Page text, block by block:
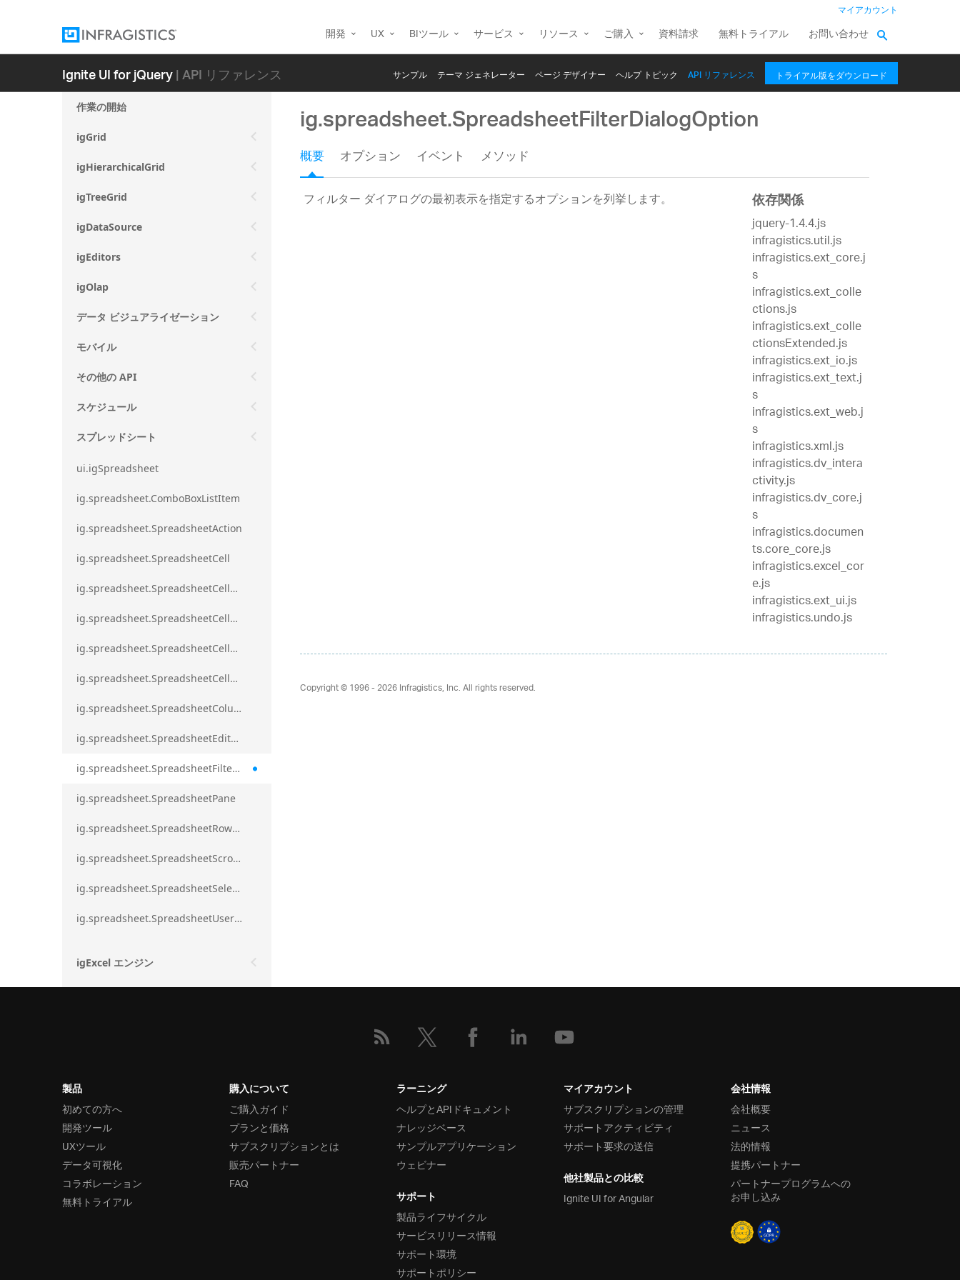
マイアカウント
開発 UX BIツール サービス リソース ご購入 資料請求 無料トライアル お問い合わせ
Ignite UI for jQuery| API リファレンス サンプル テーマ ジェネレーター ページ デザイナー ヘルプ トピック API リファレンス トライアル版をダウンロード
作業の開始
igGrid
igHierarchicalGrid
igTreeGrid
igDataSource
igEditors
igOlap
データ ビジュアライゼーション
モバイル
その他の API
スケジュール
スプレッドシート
ui.igSpreadsheet
ig.spreadsheet.ComboBoxListItem
ig.spreadsheet.SpreadsheetAction
ig.spreadsheet.SpreadsheetCell
ig.spreadsheet.SpreadsheetCellEditMode
ig.spreadsheet.SpreadsheetCellRange
ig.spreadsheet.SpreadsheetCellRangeBorders
ig.spreadsheet.SpreadsheetCellRangeFormat
ig.spreadsheet.SpreadsheetColumnScrollRegion
ig.spreadsheet.SpreadsheetEditModeValidationErrorAction
ig.spreadsheet.SpreadsheetFilterDialogOption
ig.spreadsheet.SpreadsheetPane
ig.spreadsheet.SpreadsheetRowScrollRegion
ig.spreadsheet.SpreadsheetScrollRegion
ig.spreadsheet.SpreadsheetSelection
ig.spreadsheet.SpreadsheetUserPromptTrigger
igExcel エンジン
ig.spreadsheet.SpreadsheetFilterDialogOption
概要 オプション イベント メソッド
フィルター ダイアログの最初表示を指定するオプションを列挙します。 依存関係
jquery-1.4.4.js
infragistics.util.js
infragistics.ext_core.j
s
infragistics.ext_colle
ctions.js
infragistics.ext_colle
ctionsExtended.js
infragistics.ext_io.js
infragistics.ext_text.j
s
infragistics.ext_web.j
s
infragistics.xml.js
infragistics.dv_intera
ctivity.js
infragistics.dv_core.j
s
infragistics.documen
ts.core_core.js
infragistics.excel_cor
e.js
infragistics.ext_ui.js
infragistics.undo.js
Copyright © 1996 - 2026Infragistics, Inc. All rights reserved.
製品
初めての方へ
開発ツール
UXツール
データ可視化
コラボレーション
無料トライアル
購入について
ご購入ガイド
プランと価格
サブスクリプションとは
販売パートナー
FAQ
ラーニング
ヘルプとAPIドキュメント
ナレッジベース
サンプルアプリケーション
ウェビナー
サポート
製品ライフサイクル
サービスリリース情報
サポート環境
サポートポリシー
マイアカウント
サブスクリプションの管理
サポートアクティビティ
サポート要求の送信
他社製品との比較
Ignite UI for Angular
会社情報
会社概要
ニュース
法的情報
提携パートナー
パートナープログラムへの
お申し込み